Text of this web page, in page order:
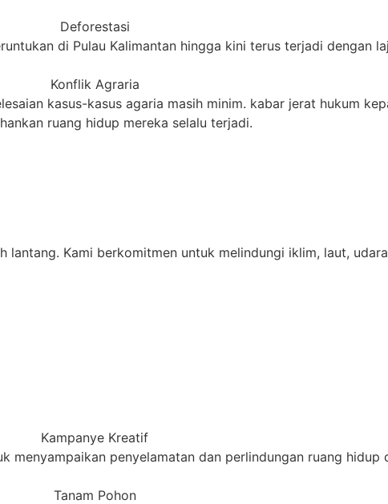
Deforestasi
di Pulau Kalimantan hingga kini terus terjadi dengan
Konflik Agraria
kasus-kasus agaria masih minim. kabar jerat hukum
ruang hidup mereka selalu terjadi.
Kami berkomitmen untuk melindungi iklim, laut,
Kampanye Kreatif
menyampaikan penyelamatan dan perlindungan ruang hidup
Tanam Pohon